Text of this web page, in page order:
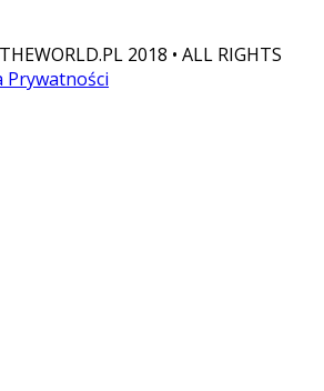
2018 • ALL RIGHTS
Prywatności